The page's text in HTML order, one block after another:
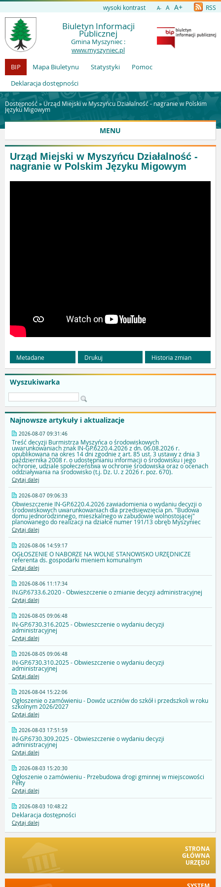
wysoki kontrast A- A A+ RSS
Biuletyn Informacji
Publicznej
Gmina Myszyniec :
www.myszyniec.pl
BIP
Mapa Biuletynu Statystyki
Pomoc
Deklaracja dostępności
Dostępność » Urząd Miejski w Myszyńcu Działalność - nagranie w Polskim
Języku Migowym
MENU
Wyszukiwarka
Najnowsze artykuły i aktualizacje
2026-08-07 09:31:46
Treść decyzji Burmistrza Myszyńca o środowiskowych
uwarunkowaniach znak IN-GP.6220.4.2026 z dn. 06.08.2026 r.
opublikowana na okres 14 dni zgodnie z art. 85 ust. 3 ustawy z dnia 3
października 2008 r. o udostępnianiu informacji o środowisku i jego
ochronie, udziale społeczeństwa w ochronie środowiska oraz o ocenach
oddziaływania na środowisko (t.j. Dz. U. z 2026 r. poz. 670).
Czytaj dalej
2026-08-07 09:06:33
Obwieszczenie IN-GP.6220.4.2026 zawiadomienia o wydaniu decyzji o
środowiskowych uwarunkowaniach dla przedsięwzięcia pn. "Budowa
domu jednorodzinnego, mieszkalnego w zabudowie wolnostojącej"
planowanego do realizacji na działce numer 191/13 obręb Myszyniec
Czytaj dalej
2026-08-06 14:59:17
OGŁOSZENIE O NABORZE NA WOLNE STANOWISKO URZĘDNICZE
referenta ds. gospodarki mieniem komunalnym
Czytaj dalej
2026-08-06 11:17:34
IN.GP.6733.6.2020 - Obwieszczenie o zmianie decyzji administracyjnej
Czytaj dalej
2026-08-05 09:06:48
IN-GP.6730.316.2025 - Obwieszczenie o wydaniu decyzji
administracyjnej
Czytaj dalej
2026-08-05 09:06:48
IN-GP.6730.310.2025 - Obwieszczenie o wydaniu decyzji
administracyjnej
Czytaj dalej
2026-08-04 15:22:06
Ogłoszenie o zamówieniu - Dowóz uczniów do szkół i przedszkoli w roku
szkolnym 2026/2027
Czytaj dalej
2026-08-03 17:51:59
IN-GP.6730.309.2025 - Obwieszczenie o wydaniu decyzji
administracyjnej
Czytaj dalej
2026-08-03 15:20:30
Ogłoszenie o zamówieniu - Przebudowa drogi gminnej w miejscowości
Pełty
Czytaj dalej
2026-08-03 10:48:22
Deklaracja dostępności
Czytaj dalej
STRONA
GŁÓWNA
URZĘDU
Urząd Miejski w Myszyńcu Działalność -
nagranie w Polskim Języku Migowym
Metadane Drukuj Historia zmian